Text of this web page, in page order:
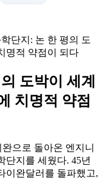
단지: 논 한 평의 도
명적 약점이 되다
도박이 세계
치명적 약점
으로 돌아온 엔지니
단지를 세웠다. 45년
이완달러를 돌파했고,